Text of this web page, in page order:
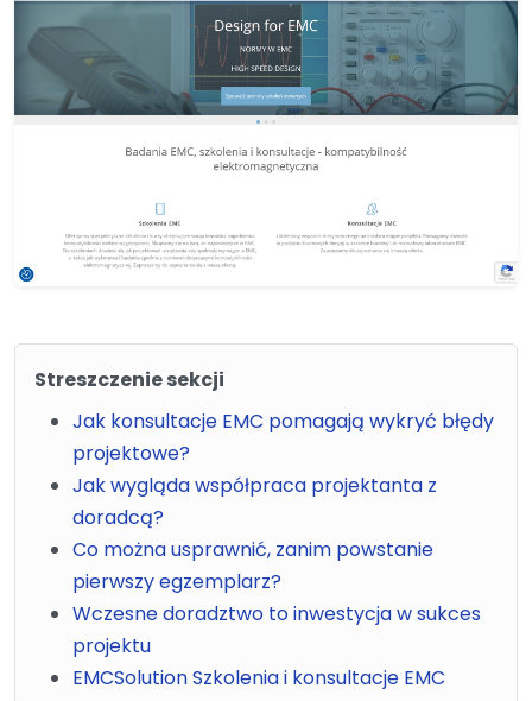
Streszczenie sekcji
Jak konsultacje EMC pomagają wykryć błędy
projektowe?
Jak wygląda współpraca projektanta z
doradcą?
Co można usprawnić, zanim powstanie
pierwszy egzemplarz?
Wczesne doradztwo to inwestycja w sukces
projektu
EMCSolution Szkolenia i konsultacje EMC